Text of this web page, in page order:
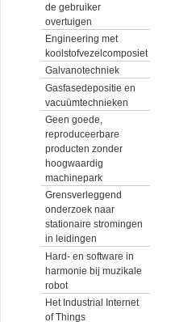
de gebruiker
overtuigen
Engineering met
koolstofvezelcomposiet
Galvanotechniek
Gasfasedepositie en
vacuümtechnieken
Geen goede,
reproduceerbare
producten zonder
hoogwaardig
machinepark
Grensverleggend
onderzoek naar
stationaire stromingen
in leidingen
Hard- en software in
harmonie bij muzikale
robot
Het Industrial Internet
of Things